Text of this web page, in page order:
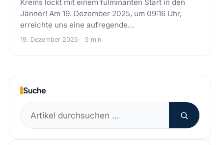
Krems lockt mit einem fulminanten Start in den
Jänner! Am 19. Dezember 2025, um 09:16 Uhr,
erreichte uns eine aufregende…
19. Dezember 2025 5 min
Suche
Suchen
nach: